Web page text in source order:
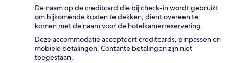
De naam op de creditcard die bij check-in wordt gebruikt
om bijkomende kosten te dekken, dient overeen te
komen met de naam voor de hotelkamerreservering.
Deze accommodatie accepteert creditcards, pinpassen en
mobiele betalingen. Contante betalingen zijn niet
toegestaan.